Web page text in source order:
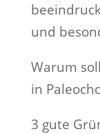
und
Warum
in
3 gute